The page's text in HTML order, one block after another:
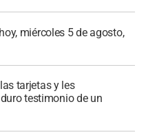
miércoles 5 de agosto,
tarjetas y les
testimonio de un